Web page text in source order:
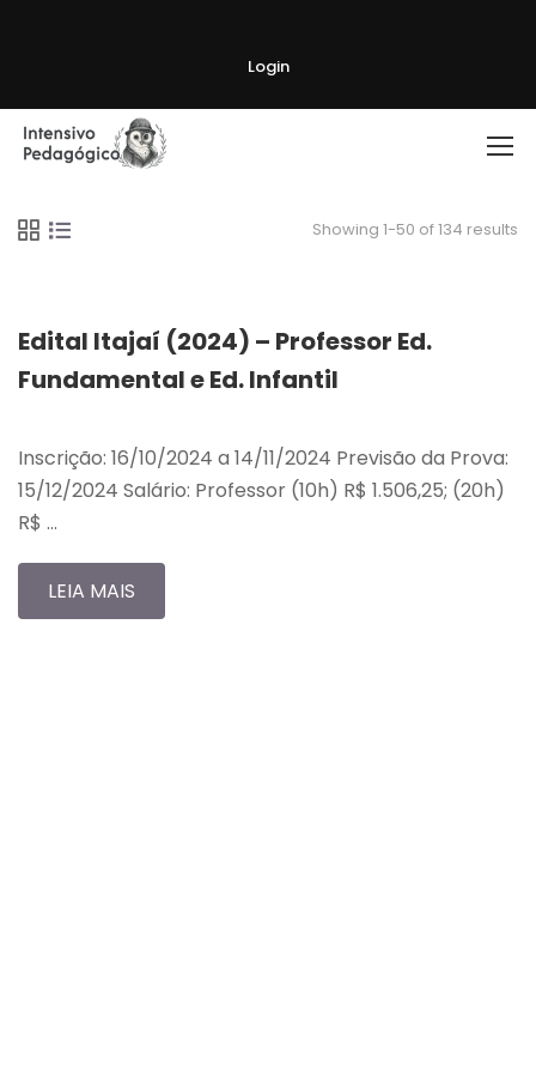
Login
Showing 1-50 of 134 results
Edital Itajaí (2024) – Professor Ed.
Fundamental e Ed. Infantil
Inscrição: 16/10/2024 a 14/11/2024 Previsão da Prova:
15/12/2024 Salário: Professor (10h) R$ 1.506,25; (20h)
R$ …
LEIA MAIS